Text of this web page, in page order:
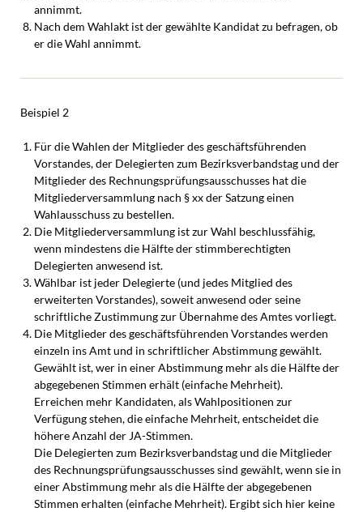
annimmt.
Nach dem Wahlakt ist der gewählte Kandidat zu befragen, ob
er die Wahl annimmt.
Beispiel 2
Für die Wahlen der Mitglieder des geschäftsführenden
Vorstandes, der Delegierten zum Bezirksverbandstag und der
Mitglieder des Rechnungsprüfungsausschusses hat die
Mitgliederversammlung nach § xx der Satzung einen
Wahlausschuss zu bestellen.
Die Mitgliederversammlung ist zur Wahl beschlussfähig,
wenn mindestens die Hälfte der stimmberechtigten
Delegierten anwesend ist.
Wählbar ist jeder Delegierte (und jedes Mitglied des
erweiterten Vorstandes), soweit anwesend oder seine
schriftliche Zustimmung zur Übernahme des Amtes vorliegt.
Die Mitglieder des geschäftsführenden Vorstandes werden
einzeln ins Amt und in schriftlicher Abstimmung gewählt.
Gewählt ist, wer in einer Abstimmung mehr als die Hälfte der
abgegebenen Stimmen erhält (einfache Mehrheit).
Erreichen mehr Kandidaten, als Wahlpositionen zur
Verfügung stehen, die einfache Mehrheit, entscheidet die
höhere Anzahl der JA-Stimmen.
Die Delegierten zum Bezirksverbandstag und die Mitglieder
des Rechnungsprüfungsausschusses sind gewählt, wenn sie in
einer Abstimmung mehr als die Hälfte der abgegebenen
Stimmen erhalten (einfache Mehrheit). Ergibt sich hier keine